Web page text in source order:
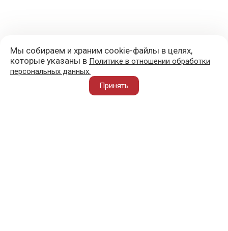
+7 (977) 418-45-00
Мы собираем и храним cookie-файлы в целях,
которые указаны в Политике в отношении обработки
персональных данных.
Принять